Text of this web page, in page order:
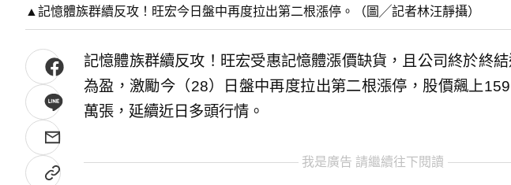
▲記憶體族群續反攻！旺宏今日盤中再度拉出第二根漲停。（圖╱記者林汪靜攝）
記憶體族群續反攻！旺宏受惠記憶體漲價缺貨，且公司終於終
為盈，激勵今（28）日盤中再度拉出第二根漲停，股價飆上
萬張，延續近日多頭行情。
我是廣告 請繼續往下閱讀